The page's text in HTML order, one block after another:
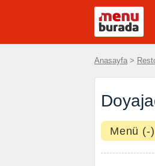
Anasayfa >
Menü (-)